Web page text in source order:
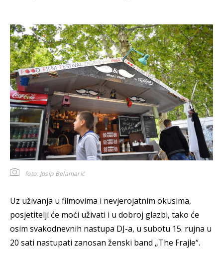
foto: Josip Belamarić
Uz uživanja u filmovima i nevjerojatnim okusima,
posjetitelji će moći uživati i u dobroj glazbi, tako će
osim svakodnevnih nastupa DJ-a, u subotu 15. rujna u
20 sati nastupati zanosan ženski band „The Frajle“.